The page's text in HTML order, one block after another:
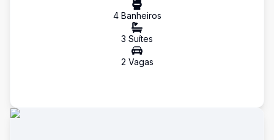
4Banheiros
3 Suítes
2 Vagas